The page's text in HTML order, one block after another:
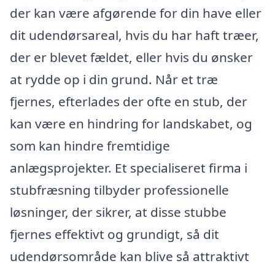
der kan være afgørende for din have eller
dit udendørsareal, hvis du har haft træer,
der er blevet fældet, eller hvis du ønsker
at rydde op i din grund. Når et træ
fjernes, efterlades der ofte en stub, der
kan være en hindring for landskabet, og
som kan hindre fremtidige
anlægsprojekter. Et specialiseret firma i
stubfræsning tilbyder professionelle
løsninger, der sikrer, at disse stubbe
fjernes effektivt og grundigt, så dit
udendørsområde kan blive så attraktivt